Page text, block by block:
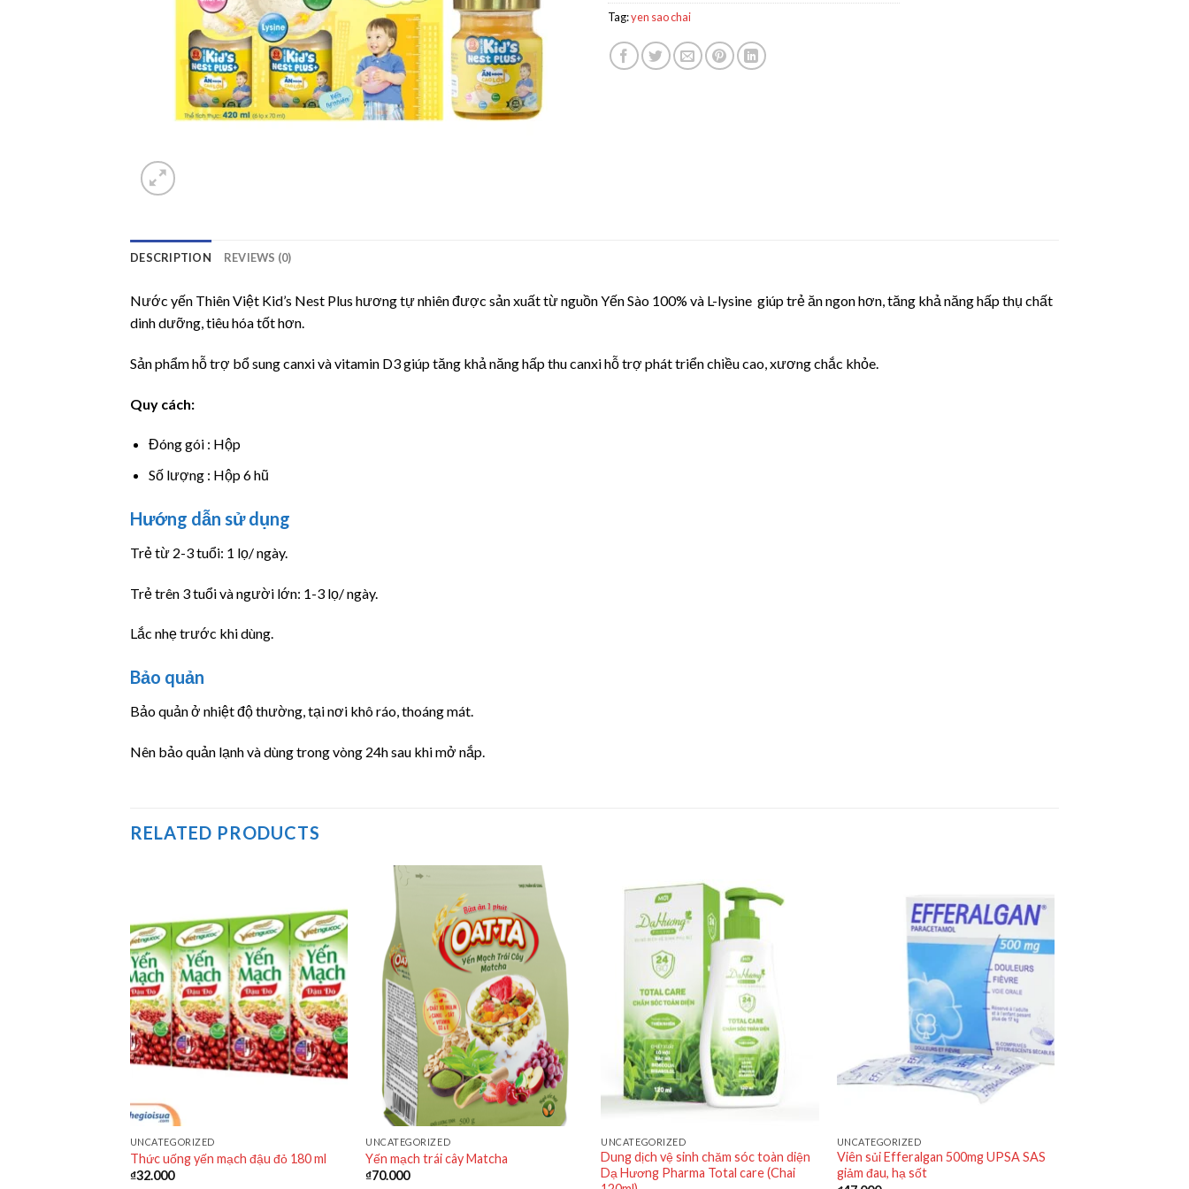
Tag:yen sao chai
DESCRIPTION REVIEWS (0)
Nước yến Thiên Việt Kid’s Nest Plus hương tự nhiên được sản xuất từ nguồn Yến Sào 100% và L-lysine giúp trẻ ăn ngon hơn, tăng khả năng hấp thụ chất
dinh dưỡng, tiêu hóa tốt hơn.
Sản phẩm hỗ trợ bổ sung canxi và vitamin D3 giúp tăng khả năng hấp thu canxi hỗ trợ phát triển chiều cao, xương chắc khỏe.
Quy cách:
Đóng gói : Hộp
Số lượng : Hộp 6 hũ
Hướng dẫn sử dụng
Trẻ từ 2-3 tuổi: 1 lọ/ ngày.
Trẻ trên 3 tuổi và người lớn: 1-3 lọ/ ngày.
Lắc nhẹ trước khi dùng.
Bảo quản
Bảo quản ở nhiệt độ thường, tại nơi khô ráo, thoáng mát.
Nên bảo quản lạnh và dùng trong vòng 24h sau khi mở nắp.
RELATED PRODUCTS
UNCATEGORIZED
Thức uống yến mạch đậu đỏ 180 ml
₫32.000
UNCATEGORIZED
Yến mạch trái cây Matcha
₫70.000
UNCATEGORIZED
Dung dịch vệ sinh chăm sóc toàn diện
Dạ Hương Pharma Total care (Chai
UNCATEGORIZED
Viên sủi Efferalgan 500mg UPSA SAS
giảm đau, hạ sốt